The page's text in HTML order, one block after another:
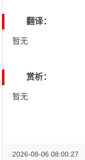
翻译：
暂无
赏析：
暂无
2026-08-06 08:00:27